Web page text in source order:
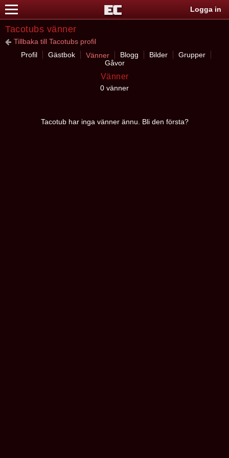
Logga in
Tacotubs vänner
Tillbaka till Tacotubs profil
Profil
Gästbok Vänner Blogg Bilder
Grupper
Gåvor
Vänner
0 vänner
Tacotub har inga vänner ännu. Bli den första?